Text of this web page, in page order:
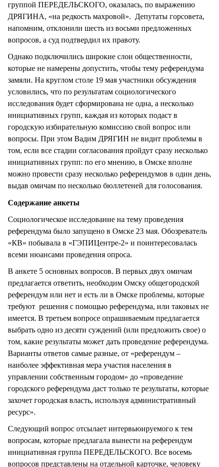
группой ПЕРЕДЕЛЬСКОГО, оказалась, по выражению
ДРЯГИНА, «на редкость махровой». Депутаты горсовета,
напомним, отклонили шесть из восьми предложенных
вопросов, а суд подтвердил их правоту.
Однако подключились широкие слои общественности,
которые не намерены допустить, чтобы тему референдума
замяли. На круглом столе 19 мая участники обсуждения
условились, что по результатам социологического
исследования будет сформирована не одна, а несколько
инициативных групп, каждая из которых подаст в
городскую избирательную комиссию свой вопрос или
вопросы. При этом Вадим ДРЯГИН не видит проблемы в
том, если все стадии согласования пройдут сразу несколько
инициативных групп: по его мнению, в Омске вполне
можно провести сразу несколько референдумов в один день,
выдав омичам по несколько бюллетеней для голосования.
Содержание анкеты
Социологическое исследование на тему проведения
референдума было запущено в Омске 23 мая. Обозреватель
«КВ» побывала в «ГЭПИЦентре-2» и поинтересовалась
всеми нюансами проведения опроса.
В анкете 5 основных вопросов. В первых двух омичам
предлагается ответить, необходим Омску общегородской
референдум или нет и есть ли в Омске проблемы, которые
требуют решения с помощью референдума, или таковых не
имеется. В третьем вопросе опрашиваемым предлагается
выбрать одно из десяти суждений (или предложить свое) о
том, какие результаты может дать проведение референдума.
Варианты ответов самые разные, от «референдум –
наиболее эффективная мера участия населения в
управлении собственным городом» до «проведение
городского референдума даст только те результаты, которые
захочет городская власть, используя административный
ресурс».
Следующий вопрос отсылает интервьюируемого к тем
вопросам, которые предлагала вынести на референдум
инициативная группа ПЕРЕДЕЛЬСКОГО. Все восемь
вопросов представлены на отдельной карточке, человеку